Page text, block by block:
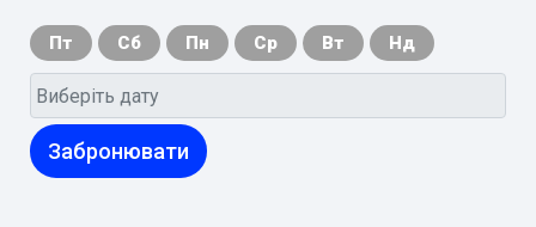
Пт Сб Пн Ср Вт Нд
Забронювати